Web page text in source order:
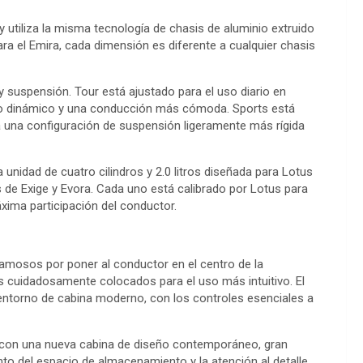
utiliza la misma tecnología de chasis de aluminio extruido
el Emira, cada dimensión es diferente a cualquier chasis
Tour está ajustado para el uso diario en
y una conducción más cómoda. Sports está
configuración de suspensión ligeramente más rígida
de cuatro cilindros y 2.0 litros diseñada para Lotus
Exige y Evora. Cada uno está calibrado por Lotus para
participación del conductor.
por poner al conductor en el centro de la
colocados para el uso más intuitivo. El
de cabina moderno, con los controles esenciales a
una nueva cabina de diseño contemporáneo, gran